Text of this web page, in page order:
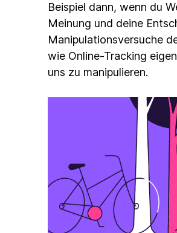
Beispiel dann, wenn du
Meinung und deine
Manipulationsversuche
wie Online-Tracking
uns zu manipulieren.